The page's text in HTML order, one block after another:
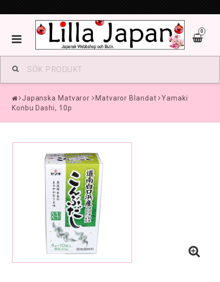
0
Toggle
navigation
Japanska Matvaror Matvaror Blandat
Yamaki
Konbu Dashi, 10p